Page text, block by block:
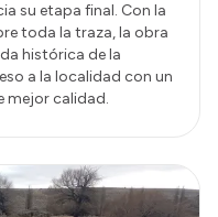
su etapa final. Con la
toda la traza, la obra
histórica de la
a la localidad con un
mejor calidad.